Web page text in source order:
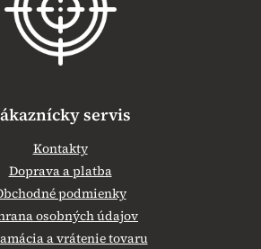
servis
Kontakty
Doprava a platba
podmienky
osobných údajov
a vrátenie tovaru